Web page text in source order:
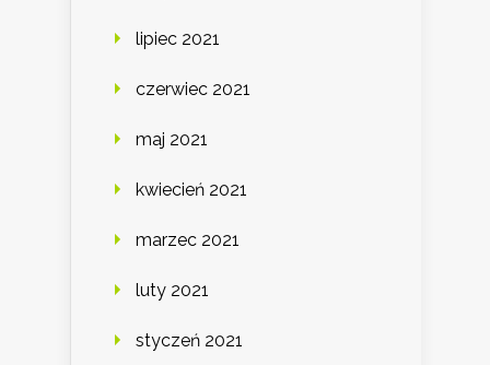
lipiec 2021
czerwiec 2021
maj 2021
kwiecień 2021
marzec 2021
luty 2021
styczeń 2021